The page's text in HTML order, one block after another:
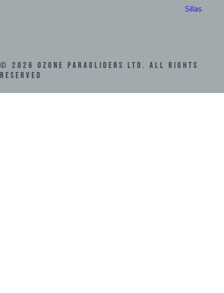
Sillas
© 2026 Ozone Paragliders LTD. All Rights
Reserved